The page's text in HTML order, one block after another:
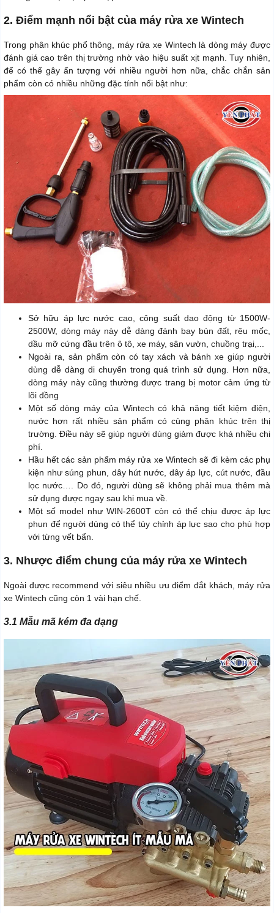
2. Điểm mạnh nổi bật của máy rửa xe Wintech
Trong phân khúc phổ thông, máy rửa xe Wintech là dòng máy được
đánh giá cao trên thị trường nhờ vào hiệu suất xịt mạnh. Tuy nhiên,
để có thể gây ấn tượng với nhiều người hơn nữa, chắc chắn sản
phẩm còn có nhiều những đặc tính nổi bật như:
Sở hữu áp lực nước cao, công suất dao động từ 1500W-
2500W, dòng máy này dễ dàng đánh bay bùn đất, rêu mốc,
dầu mỡ cứng đầu trên ô tô, xe máy, sân vườn, chuồng trại,...
Ngoài ra, sản phẩm còn có tay xách và bánh xe giúp người
dùng dễ dàng di chuyển trong quá trình sử dụng. Hơn nữa,
dòng máy này cũng thường được trang bị motor cảm ứng từ
lõi đồng
Một số dòng máy của Wintech có khả năng tiết kiệm điện,
nước hơn rất nhiều sản phẩm có cùng phân khúc trên thị
trường. Điều này sẽ giúp người dùng giảm được khá nhiều chi
phí.
Hầu hết các sản phẩm máy rửa xe Wintech sẽ đi kèm các phụ
kiện như súng phun, dây hút nước, dây áp lực, cút nước, đầu
lọc nước…. Do đó, người dùng sẽ không phải mua thêm mà
sử dụng được ngay sau khi mua về.
Một số model như WIN-2600T còn có thể chịu được áp lực
phun để người dùng có thể tùy chỉnh áp lực sao cho phù hợp
với từng vết bẩn.
3. Nhược điểm chung của máy rửa xe Wintech
Ngoài được recommend với siêu nhiều ưu điểm đắt khách, máy rửa
xe Wintech cũng còn 1 vài hạn chế.
3.1 Mẫu mã kém đa dạng